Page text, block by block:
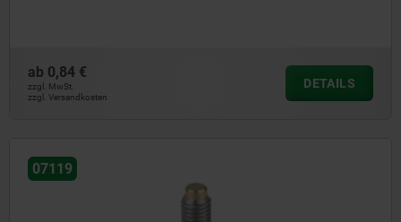
ab 0,84 €
zzgl. MwSt.
zzgl. Versandkosten
DETAILS
07119